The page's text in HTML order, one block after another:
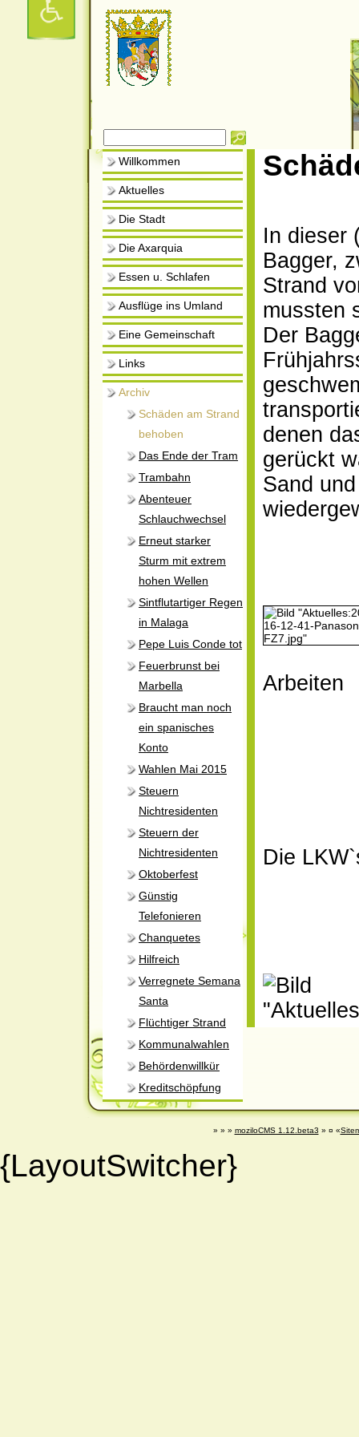
Willkommen
Aktuelles
Die Stadt
Die Axarquia
Essen u. Schlafen
Ausflüge ins Umland
Eine Gemeinschaft
Links
Archiv
Schäden am Strand
behoben
Das Ende der Tram
Trambahn
Abenteuer
Schlauchwechsel
Erneut starker
Sturm mit extrem
hohen Wellen
Sintflutartiger Regen
in Malaga
Pepe Luis Conde tot
Feuerbrunst bei
Marbella
Braucht man noch
ein spanisches
Konto
Wahlen Mai 2015
Steuern
Nichtresidenten
Steuern der
Nichtresidenten
Oktoberfest
Günstig
Telefonieren
Chanquetes
Hilfreich
Verregnete Semana
Santa
Flüchtiger Strand
Kommunalwahlen
Behördenwillkür
Kreditschöpfung
In dieser
Bagger,
Strand
mussten
Der
denen
gerückt
Sand
Arbeiten
Die
» » » moziloCMS 1.12.beta3 » ¤ «
{LayoutSwitcher}